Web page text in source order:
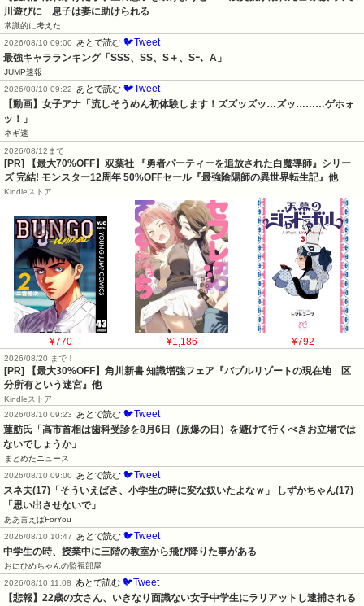
川遊びに　息子は妻に助けられる
常識的に考えた
2026/08/10 09:00
あとで読む 🐦Tweet
最強キャラランキング「SSS、SS、S＋、Sｰ、A」
JUMP速報
2026/08/10 09:22
あとで読む 🐦Tweet
【動画】女子アナ「流しそうめん初体験します！ズズッズッ…ズッ………ゲホォ
ッ！」
ネギ速
2026/08/12まで
[PR] 【最大70%OFF】双葉社 『勇者パーティーを追放された白魔導師』シリー
ズ 完結! モンスター12周年 50%OFFセール『最強陰陽師の異世界転生記』他
Kindleストア
¥770 ¥1,186 ¥792
2026/08/20 まで！
[PR]
【最大30%OFF】角川新書 知識増強フェア『バブルリゾートの現在地 区
分所有という迷宮』他
Kindleストア
2026/08/10 09:23
あとで読む 🐦Tweet
蓮舫氏「高市首相は歯科受診を8月6日（原爆の日）を避けて行くべきお立場では
ないでしょうか」
まとめたニュース
2026/08/10 09:00
あとで読む 🐦Tweet
スネ夫(17)「そういえばさ、小学生の時に変な奴いたよなｗ」 しずかちゃん(17)
「思い出させないで」
ああ言えばForYou
2026/08/10 10:47
あとで読む 🐦Tweet
中学生の時、授業中に三階の教室から飛び降りた事がある
おにひめちゃんの監視部屋
2026/08/10 11:08
あとで読む 🐦Tweet
【悲報】22歳の女さん、いきなり面識ない女子中学生にラリアットし逮捕される